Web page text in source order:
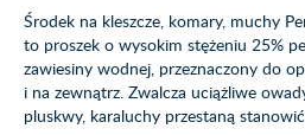
Środek na kleszcze, komary, muchy
to proszek o wysokim stężeniu 25%
zawiesiny wodnej, przeznaczony do
i na zewnątrz. Zwalcza uciążliwe
pluskwy, karaluchy przestaną